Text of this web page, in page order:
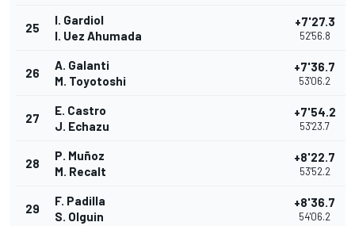
25
I. Gardiol
I. Uez Ahumada
+7'27.3
52'56.8
26
A. Galanti
M. Toyotoshi
+7'36.7
53'06.2
27
E. Castro
J. Echazu
+7'54.2
53'23.7
28
P. Muñoz
M. Recalt
+8'22.7
53'52.2
29
F. Padilla
S. Olguin
+8'36.7
54'06.2